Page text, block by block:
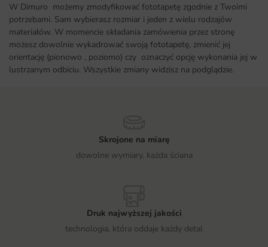
W Dimuro możemy zmodyfikować fototapetę zgodnie z Twoimi
potrzebami. Sam wybierasz rozmiar i jeden z wielu rodzajów
materiałów. W momencie składania zamówienia przez stronę
możesz dowolnie wykadrować swoją fototapetę, zmienić jej
orientację (pionowo , poziomo) czy oznaczyć opcję wykonania jej w
lustrzanym odbiciu. Wszystkie zmiany widzisz na podglądzie.
Skrojone na miarę
dowolne wymiary, każda ściana
Druk najwyższej jakości
technologia, która oddaje każdy detal